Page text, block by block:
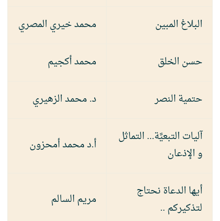
البلاغ المبين محمد خيري المصري
حسن الخلق محمد أكجيم
حتمية النصر د. محمد الزهيري
آليات التبعيَّة... التماثل
و الإذعان
أ.د محمد أمحزون
أيها الدعاة نحتاج
لتذكيركم ..
مريم السالم